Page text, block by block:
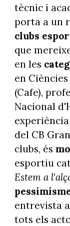
tècnic i
porta a un
clubs
que
en les
en
(Cafe),
Nacional
del CB
clubs, és
esportiu
Estem a
entrevista
tots els